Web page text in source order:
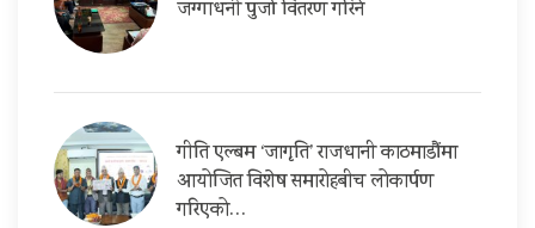
जग्गाधनी पुर्जा वितरण गरिने
गीति एल्बम ‘जागृति’ राजधानी काठमाडौंमा
आयोजित विशेष समारोहबीच लोकार्पण
गरिएको…